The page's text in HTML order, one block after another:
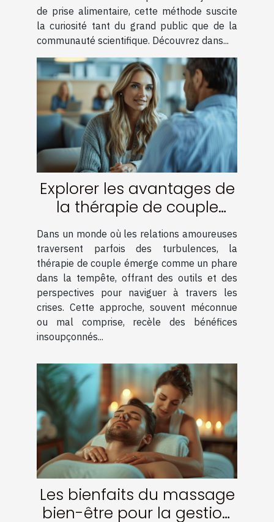
de prise alimentaire, cette méthode suscite
la curiosité tant du grand public que de la
communauté scientifique. Découvrez dans...
Explorer les avantages de
la thérapie de couple
pour surmonter les crises
Dans un monde où les relations amoureuses
traversent parfois des turbulences, la
thérapie de couple émerge comme un phare
dans la tempête, offrant des outils et des
perspectives pour naviguer à travers les
crises. Cette approche, souvent méconnue
ou mal comprise, recèle des bénéfices
insoupçonnés...
Les bienfaits du massage
bien-être pour la gestion